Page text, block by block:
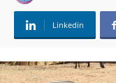
Linkedin